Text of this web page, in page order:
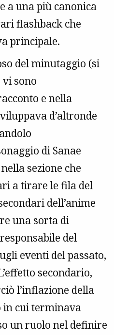
a una più canonica
flashback che
principale.
del minutaggio (si
vi sono
e nella
d’altronde
di Sanae
sezione che
a tirare le fila del
dell’anime
una sorta di
del
eventi del passato,
secondario,
l’inflazione della
in cui terminava
un ruolo nel definire